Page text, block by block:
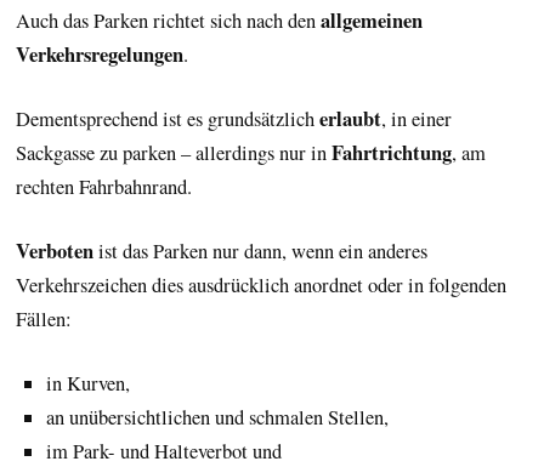
Auch das Parken richtet sich nach denallgemeinen
Verkehrsregelungen.
Dementsprechend ist es grundsätzlicherlaubt, in einer
Sackgasse zu parken– allerdings nur inFahrtrichtung, am
rechten Fahrbahnrand.
Verbotenist das Parken nur dann, wenn ein anderes
Verkehrszeichen dies ausdrücklich anordnet oder in folgenden
Fällen:
in Kurven,
an unübersichtlichen und schmalen Stellen,
im Park- und Halteverbot und